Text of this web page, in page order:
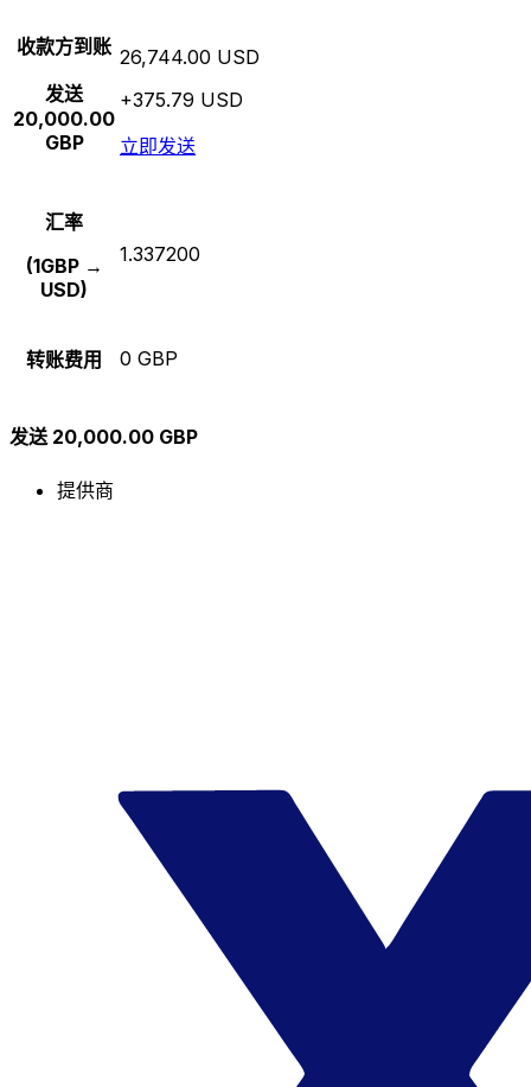
收款方到账
发送
20,000.00
GBP
26,744.00 USD
+375.79 USD
立即发送
汇率
(1GBP →
USD)
1.337200
转账费用 0 GBP
发送 20,000.00 GBP
提供商